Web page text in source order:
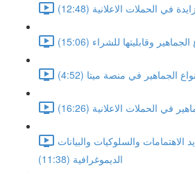
في الحملات الاعلانية (12:48)
الجماهير وقابليتها للشراء (15:06)
الجماهير في منصة ميتا (4:52)
في الحملات الاعلانية (16:26)
الاهتمامات والسلوكيات والبيانات
الديموغرافية (11:38)